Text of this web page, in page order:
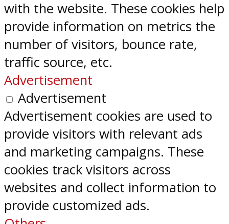
with the website. These cookies help
provide information on metrics the
number of visitors, bounce rate,
traffic source, etc.
Advertisement
Advertisement
Advertisement cookies are used to
provide visitors with relevant ads
and marketing campaigns. These
cookies track visitors across
websites and collect information to
provide customized ads.